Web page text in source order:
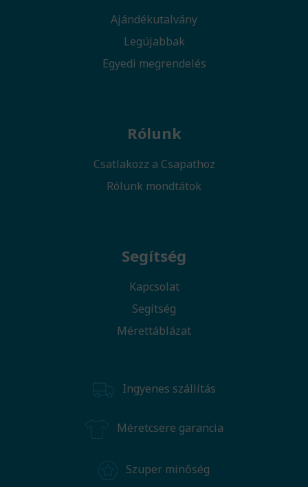
Ajándékutalvány
Legújabbak
Egyedi megrendelés
Rólunk
Csatlakozz a Csapathoz
Rólunk mondtátok
Segítség
Kapcsolat
Segítség
Mérettáblázat
Ingyenes szállítás
Méretcsere garancia
Szuper minőség